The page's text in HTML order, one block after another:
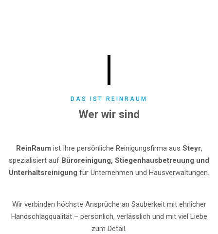
DAS IST REINRAUM
Wer wir sind
ReinRaum ist Ihre persönliche Reinigungsfirma aus Steyr,
spezialisiert auf Büroreinigung, Stiegenhausbetreuung und
Unterhaltsreinigung für Unternehmen und Hausverwaltungen.
Wir verbinden höchste Ansprüche an Sauberkeit mit ehrlicher
Handschlagqualität – persönlich, verlässlich und mit viel Liebe
zum Detail.